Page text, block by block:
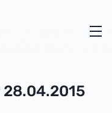
28.04.2015